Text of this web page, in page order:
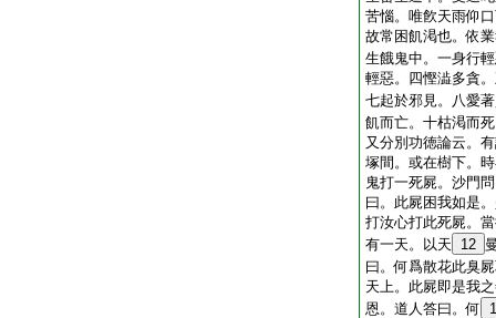
苦惱。唯飮天雨仰
故常困飢渇也。依
生餓鬼中。一身行
輕惡。四慳澁多貪
七起於邪見。八愛
飢而亡。十枯渇而
又分別功徳論云。
塚間。或在樹下。
鬼打一死屍。沙門
曰。此屍困我如是
打汝心打此死屍。
有一天。以天
12
曰。何爲散花此臭
天上。此屍即是我
恩。道人答曰。何